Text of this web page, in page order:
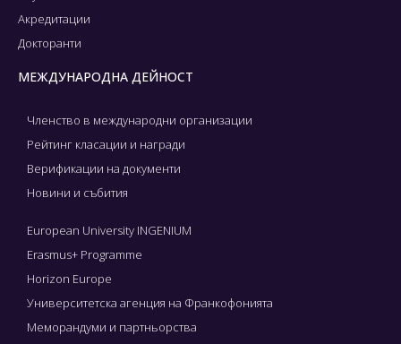
Акредитации
Докторанти
МЕЖДУНАРОДНА ДЕЙНОСТ
Членство в международни организации
Рейтинг класации и награди
Верификации на документи
Новини и събития
European University INGENIUM
Erasmus+ Programme
Horizon Europe
Университетска агенция на Франкофонията
Меморандуми и партньорства